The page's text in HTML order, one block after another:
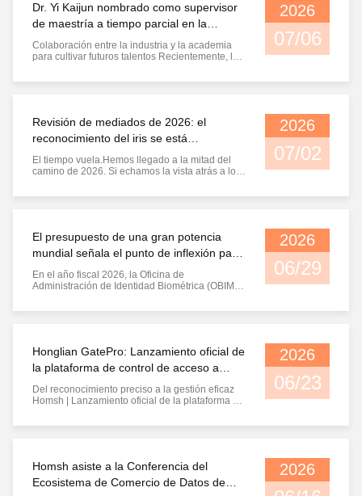
Dr. Yi Kaijun nombrado como supervisor
de maestría a tiempo parcial en la
Universidad de Ciencia y Tecnología de
Wuhan
Colaboración entre la industria y la academia
para cultivar futuros talentos Recientemente, la
Ciencia y Tecnología de Wuhan nombró
2026
07/06
Revisión de mediados de 2026: el
reconocimiento del iris se está
convirtiendo en una opción obligatoria
para la infraestructura de identidad global
El tiempo vuela.Hemos llegado a la mitad del
camino de 2026. Si echamos la vista atrás a los
del iris está experimentando una transformación
2026
07/02
El presupuesto de una gran potencia
mundial señala el punto de inflexión para
el reconocimiento del iris
En el año fiscal 2026, la Oficina de
Administración de Identidad Biométrica (OBIM,
un movimiento que provocó conmociones en la
2026
06/29
Honglian GatePro: Lanzamiento oficial de
la plataforma de control de acceso a
todos los dominios de ecosistema abierto
Del reconocimiento preciso a la gestión eficaz
Homsh | Lanzamiento oficial de la plataforma de
ecosistema abierto Durante más de una década,
2026
06/23
Homsh asiste a la Conferencia del
Ecosistema de Comercio de Datos de
2026